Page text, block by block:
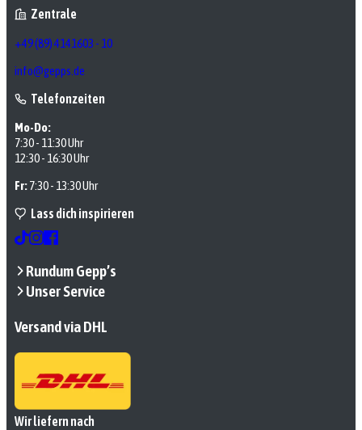
Zentrale
+49 (89) 4141603 - 10
info@gepps.de
Telefonzeiten
Mo-Do:
7:30 - 11:30 Uhr
12:30 - 16:30 Uhr
Fr:7:30 - 13:30 Uhr
Lass dich inspirieren
Rundum Gepp’s
Unser Service
Versand via DHL
Wir liefern nach